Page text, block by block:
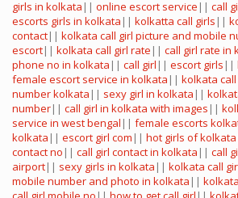
girls in kolkata || online escort service || call
escorts girls in kolkata || kolkatta call girls ||
contact|| kolkata call girl picture and mobile
escort|| kolkata call girl rate || call girl rate in
phone no in kolkata || call girl || escort girls ||
female escort service in kolkata || kolkata call
number kolkata || sexy girl in kolkata ||
number|| call girl in kolkata with images ||
service in west bengal || female escorts
kolkata || escort girl com || hot girls of kolkata
contact no || call girl contact in kolkata || call
airport|| sexy girls in kolkata || kolkata call
mobile number and photo in kolkata ||